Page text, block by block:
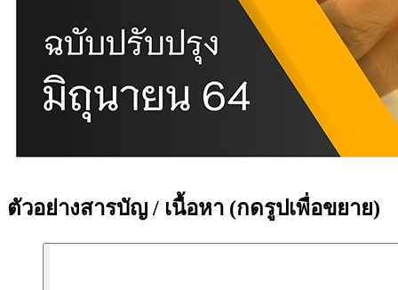
ตัวอย่างสารบัญ / เนื้อหา (กดรูปเพื่อขยาย)